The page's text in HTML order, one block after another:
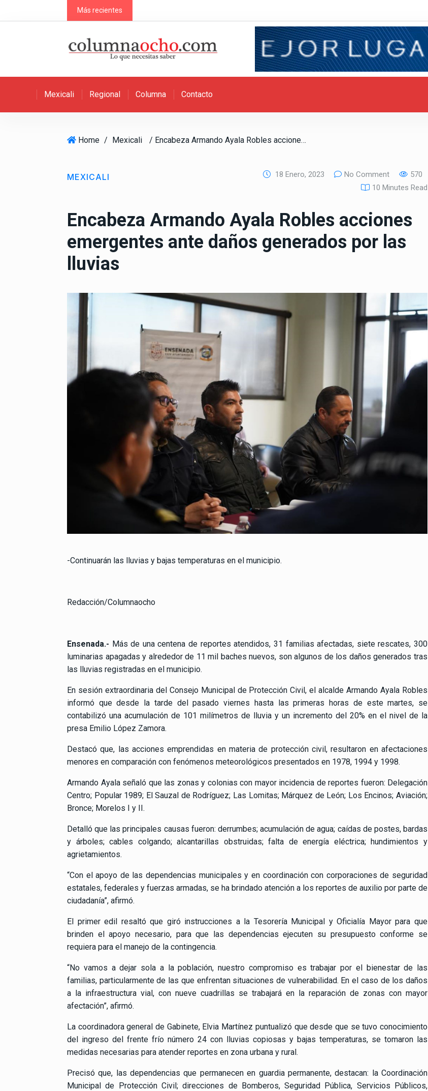
k
Más recientes
Mexicali Regional Columna Contacto
Home / Mexicali / Encabeza Armando Ayala Robles acciones emergentes ante daños generados por las lluvias
MEXICALI 18 Enero, 2023 No Comment
570
10 Minutes Read
Encabeza Armando Ayala Robles acciones
emergentes ante daños generados por las
lluvias
-Continuarán las lluvias y bajas temperaturas en el municipio.
Redacción/Columnaocho
Ensenada.- Más de una centena de reportes atendidos, 31 familias afectadas, siete rescates, 300
luminarias apagadas y alrededor de 11 mil baches nuevos, son algunos de los daños generados tras
las lluvias registradas en el municipio.
En sesión extraordinaria del Consejo Municipal de Protección Civil, el alcalde Armando Ayala Robles
informó que desde la tarde del pasado viernes hasta las primeras horas de este martes, se
contabilizó una acumulación de 101 milímetros de lluvia y un incremento del 20% en el nivel de la
presa Emilio López Zamora.
Destacó que, las acciones emprendidas en materia de protección civil, resultaron en afectaciones
menores en comparación con fenómenos meteorológicos presentados en 1978, 1994 y 1998.
Armando Ayala señaló que las zonas y colonias con mayor incidencia de reportes fueron: Delegación
Centro; Popular 1989; El Sauzal de Rodríguez; Las Lomitas; Márquez de León; Los Encinos; Aviación;
Bronce; Morelos I y II.
Detalló que las principales causas fueron: derrumbes; acumulación de agua; caídas de postes, bardas
y árboles; cables colgando; alcantarillas obstruidas; falta de energía eléctrica; hundimientos y
agrietamientos.
“Con el apoyo de las dependencias municipales y en coordinación con corporaciones de seguridad
estatales, federales y fuerzas armadas, se ha brindado atención a los reportes de auxilio por parte de
ciudadanía”, afirmó.
El primer edil resaltó que giró instrucciones a la Tesorería Municipal y Oficialía Mayor para que
brinden el apoyo necesario, para que las dependencias ejecuten su presupuesto conforme se
requiera para el manejo de la contingencia.
“No vamos a dejar sola a la población, nuestro compromiso es trabajar por el bienestar de las
familias, particularmente de las que enfrentan situaciones de vulnerabilidad. En el caso de los daños
a la infraestructura vial, con nueve cuadrillas se trabajará en la reparación de zonas con mayor
afectación”, afirmó.
La coordinadora general de Gabinete, Elvia Martínez puntualizó que desde que se tuvo conocimiento
del ingreso del frente frío número 24 con lluvias copiosas y bajas temperaturas, se tomaron las
medidas necesarias para atender reportes en zona urbana y rural.
Precisó que, las dependencias que permanecen en guardia permanente, destacan: la Coordinación
Municipal de Protección Civil; direcciones de Bomberos, Seguridad Pública, Servicios Públicos,